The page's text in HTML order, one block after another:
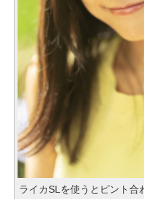
ライカSLを使うとピント合